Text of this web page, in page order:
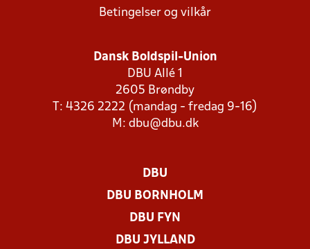
Betingelser og vilkår
Dansk Boldspil-Union
DBU Allé 1
2605 Brøndby
T: 4326 2222 (mandag - fredag 9-16)
M: dbu@dbu.dk
DBU
DBU BORNHOLM
DBU FYN
DBU JYLLAND